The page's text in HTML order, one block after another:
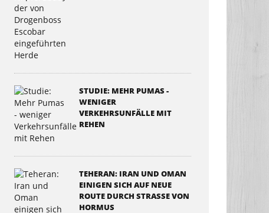
STUDIE: MEHR PUMAS -
WENIGER
VERKEHRSUNFÄLLE MIT
REHEN
TEHERAN: IRAN UND OMAN
EINIGEN SICH AUF NEUE
ROUTE DURCH STRASSE VON H
ORMUS